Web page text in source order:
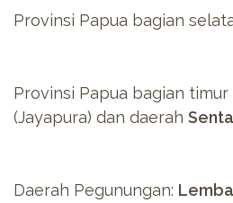
Provinsi Papua bagian
Provinsi Papua bagian timur
(Jayapura) dan daerah
Daerah Pegunungan: